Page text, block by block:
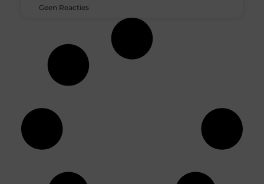
Geen Reacties